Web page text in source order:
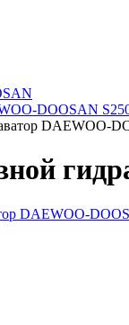
DOOSAN
DAEWOO-